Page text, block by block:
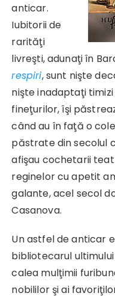
anticar.
Iubitorii de
rarităţi
livreşti, adunaţi în
respiri, sunt nişte
nişte inadaptaţi
fineţurilor, îşi
când au în faţă o
păstrate din secolul
afişau cochetarii
reginelor cu apetit
galante, acel secol
Casanova.
Un astfel de anticar
bibliotecarul
calea mulţimii
nobililor şi ai